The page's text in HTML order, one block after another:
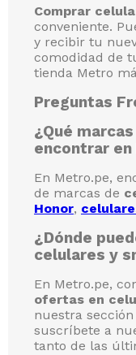
Comprar
conveniente.
y recibir tu
comodidad de
tienda Metro
Preguntas
¿Qué
encontrar
En Metro.pe,
de marcas de
Honor,
¿Dónde
celulares y
En Metro.pe,
ofertas en
nuestra
suscríbete a
tanto de las